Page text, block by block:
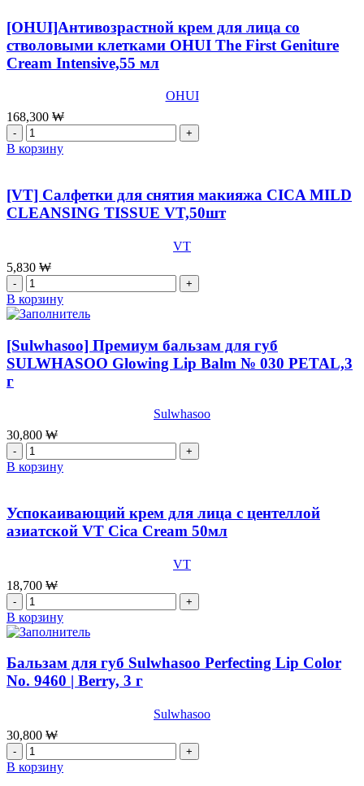
OHUI
The
First
Geniture
Set,6Sheets
[OHUI]Антивозрастной крем для лица со
стволовыми клетками OHUI The First Geniture
Cream Intensive,55 мл
OHUI
168,300 ₩
Количество
товара
[OHUI]Антивозрастной
для
лица
со
OHUI
The
First
Geniture
Cream
мл
В корзину
[VT] Салфетки для снятия макияжа CICA MILD
CLEANSING TISSUE VT,50шт
VT
5,830 ₩
Количество
товара
[VT]
для
снятия
макияжа
TISSUE
VT,50шт
В корзину
[Sulwhasoo] Премиум бальзам для губ
SULWHASOO Glowing Lip Balm № 030 PETAL,3
г
Sulwhasoo
30,800 ₩
Количество
товара
[Sulwhasoo]
для
губ
Lip
Balm
№
030
PETAL,3
В корзину
Успокаивающий крем для лица с центеллой
азиатской VT Cica Cream 50мл
VT
18,700 ₩
Количество
товара
Успокаивающий
для
лица
с
VT
Cica
Cream
50мл
В корзину
Бальзам для губ Sulwhasoo Perfecting Lip Color
No. 9460 | Berry, 3 г
Sulwhasoo
30,800 ₩
Количество
товара
Бальзам
В корзину